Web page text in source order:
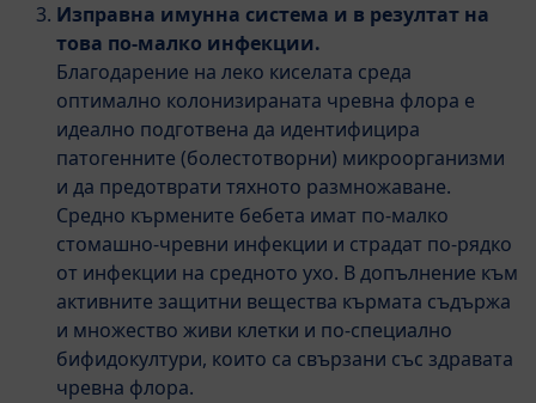
Изправна имунна система и в резултат на
това по-малко инфекции.
Благодарение на леко киселата среда
оптимално колонизираната чревна флора е
идеално подготвена да идентифицира
патогенните (болестотворни) микроорганизми
и да предотврати тяхното размножаване.
Средно кърмените бебета имат по-малко
стомашно-чревни инфекции и страдат по-рядко
от инфекции на средното ухо. В допълнение към
активните защитни вещества кърмата съдържа
и множество живи клетки и по-специално
бифидокултури, които са свързани със здравата
чревна флора.